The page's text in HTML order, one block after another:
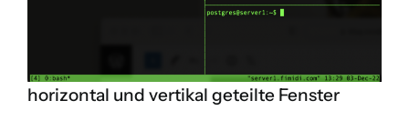
horizontal und vertikal geteilte Fenster